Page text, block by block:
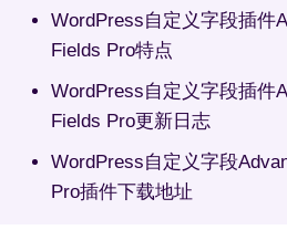
WordPress自定义字段插件
Fields Pro特点
WordPress自定义字段插件
Fields Pro更新日志
WordPress自定义字段
Pro插件下载地址